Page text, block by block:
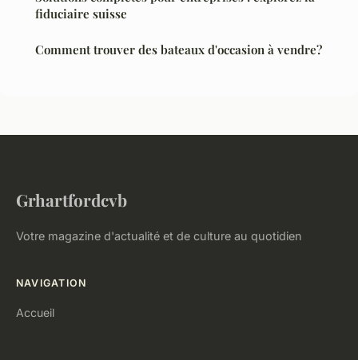
fiduciaire suisse
Comment trouver des bateaux d'occasion à vendre?
Grhartfordcvb
Votre magazine d'actualité et de culture au quotidien
NAVIGATION
Accueil